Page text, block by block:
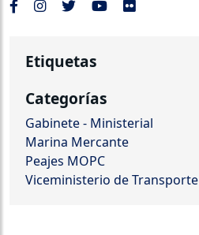
Etiquetas
Categorías
Gabinete - Ministerial
Marina Mercante
Peajes MOPC
Viceministerio de Transporte